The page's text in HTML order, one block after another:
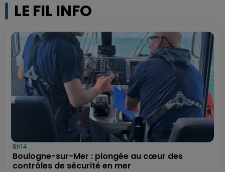
LE FIL INFO
8h14
Boulogne-sur-Mer : plongée au cœur des
contrôles de sécurité en mer